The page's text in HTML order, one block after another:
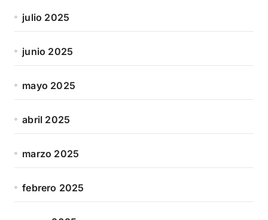
julio 2025
junio 2025
mayo 2025
abril 2025
marzo 2025
febrero 2025